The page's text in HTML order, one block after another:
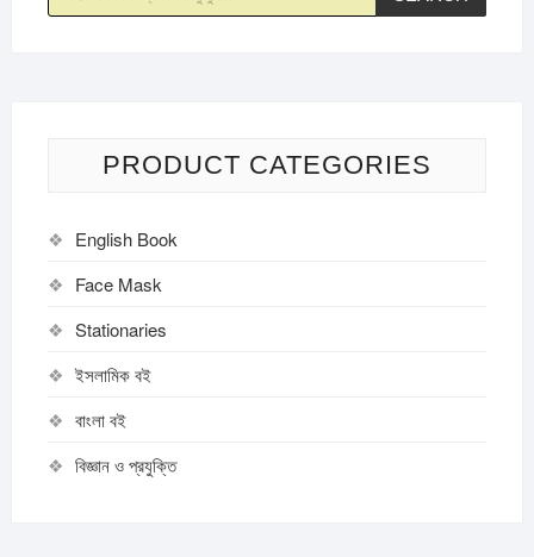
PRODUCT CATEGORIES
English Book
Face Mask
Stationaries
ইসলামিক বই
বাংলা বই
বিজ্ঞান ও প্রযুক্তি